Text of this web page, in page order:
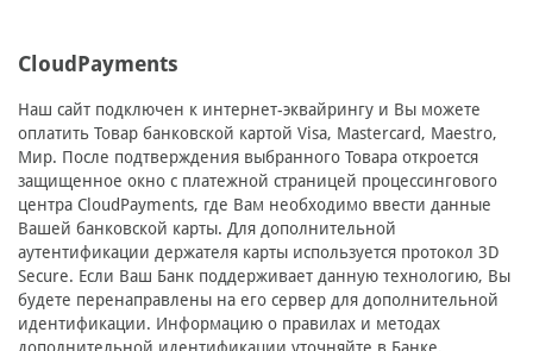
CloudPayments
Наш сайт подключен к интернет-эквайрингу и Вы можете
оплатить Товар банковской картой Visa, Mastercard, Maestro,
Мир. После подтверждения выбранного Товара откроется
защищенное окно с платежной страницей процессингового
центра CloudPayments, где Вам необходимо ввести данные
Вашей банковской карты. Для дополнительной
аутентификации держателя карты используется протокол 3D
Secure. Если Ваш Банк поддерживает данную технологию, Вы
будете перенаправлены на его сервер для дополнительной
идентификации. Информацию о правилах и методах